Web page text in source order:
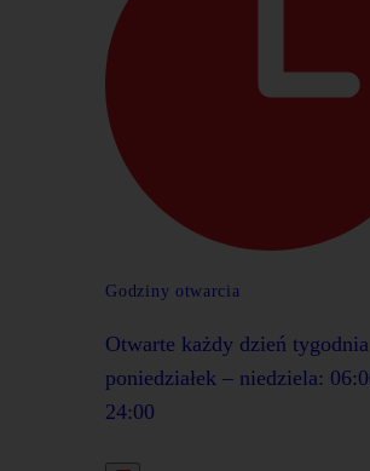
Godziny otwarcia
Otwarte każdy dzień tygodnia
poniedziałek – niedziela:
24:00